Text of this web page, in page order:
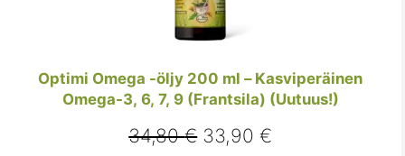
Optimi Omega -öljy 200 ml – Kasviperäinen
Omega-3, 6, 7, 9 (Frantsila) (Uutuus!)
34,80€ Alkuperäinen
33,90€